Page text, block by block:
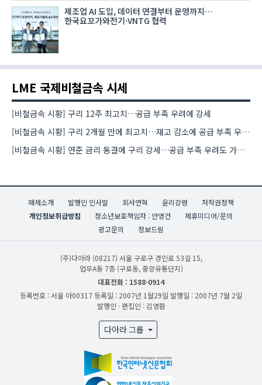
제조업 AI 도입, 데이터 연결부터 운영까지…
한국요꼬가와전기·VNTG 협력
LME 국제비철금속 시세
[비철금속 시황] 구리 12주 최고치…공급 부족 우려에 강세
[비철금속 시황] 구리 2개월 만에 최고치…재고 감소에 공급 부족 우려 확대
[비철금속 시황] 연준 금리 동결에 구리 강세…공급 부족 우려도 가격 지지
매체소개 발행인 인사말 회사연혁 윤리강령
저작권정책
개인정보취급방침
청소년보호책임자 : 안영건
제휴미디어/문의
광고문의
정보드림
(주)다아라 (08217) 서울 구로구 경인로 53길 15,
업무A동 7층 (구로동, 중앙유통단지)
대표전화 : 1588-0914
등록번호 : 서울 아00317 등록일 : 2007년 1월29일 발행일 : 2007년 7월 2일
발행인 · 편집인 : 김영환
다아라 그룹